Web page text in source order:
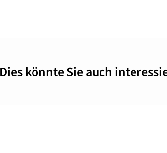
Dies könnte Sie auch